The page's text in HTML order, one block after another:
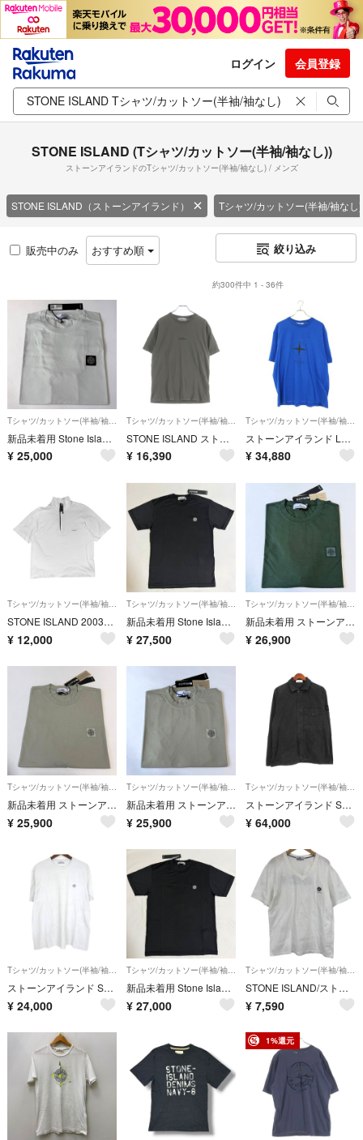
ログイン 会員登録
STONE ISLAND (Tシャツ/カットソー(半袖/袖なし))
ストーンアイランドのTシャツ/カットソー(半袖/袖なし) / メンズ
STONE ISLAND（ストーンアイランド） Tシャツ/カットソー(半袖/袖なし)
販売中のみ おすすめ順 絞り込み
約300件中 1 - 36件
Tシャツ/カットソー(半袖/袖なし)
新品未着用 Stone Island ストーンアイランド 60/2 ロゴTシャツ スカイブルーL
¥ 25,000
Tシャツ/カットソー(半袖/袖なし)
STONE ISLAND ストーンアイランド 24AW T-SHIRT フロントロゴプリント クルーネック 半袖Tシャツ カットソー カーキ 81152NS81
¥ 16,390
Tシャツ/カットソー(半袖/袖なし)
ストーンアイランド L1S152100001 S0363 フロントロゴプリントTシャツ メンズ XL
¥ 34,880
Tシャツ/カットソー(半袖/袖なし)
STONE ISLAND 2003SS / 20th anniversary
¥ 12,000
Tシャツ/カットソー(半袖/袖なし)
新品未着用 Stone Island ストーンアイランド 60/2 コンパス ロゴTシャツ ブラックS
¥ 27,500
Tシャツ/カットソー(半袖/袖なし)
新品未着用 ストーンアイランド Stone Island コンパスロゴTシャツ レギュラーフィット ジュニパーXL
¥ 26,900
Tシャツ/カットソー(半袖/袖なし)
新品未着用 ストーンアイランド Stone Island コンパスロゴTシャツ レギュラーフィット パールグレーXL
¥ 25,900
Tシャツ/カットソー(半袖/袖なし)
新品未着用 ストーンアイランド Stone Island コンパスロゴTシャツ レギュラーフィット パールグレーS
¥ 25,900
Tシャツ/カットソー(半袖/袖なし)
ストーンアイランド STONE ISLAMD 【 L1S151200001S0004 】 レギュラーフィット ジップアップ オーバーシャツ 長袖 カットソー f31958
¥ 64,000
Tシャツ/カットソー(半袖/袖なし)
ストーンアイランド STONE ISLAMD 【 L1S152100013S0305 】 ロゴ パッチ 半袖 Ｔシャツ カットソー f31957
¥ 24,000
Tシャツ/カットソー(半袖/袖なし)
新品未着用 Stone Island 60/2 コンパスロゴTシャツ ブラックM
¥ 27,000
Tシャツ/カットソー(半袖/袖なし)
STONE ISLAND/ストーンアイランド/Tシャツ/Vネック/ホワイト/サイズL/メンズ/RS2373
¥ 7,590
1%還元